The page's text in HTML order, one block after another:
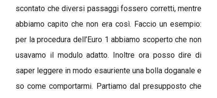
scontato che diversi passaggi fossero corretti, mentre
abbiamo capito che non era così. Faccio un esempio:
per la procedura dell’Euro 1 abbiamo scoperto che non
usavamo il modulo adatto. Inoltre ora posso dire di
saper leggere in modo esauriente una bolla doganale e
so come comportarmi. Partiamo dal presupposto che